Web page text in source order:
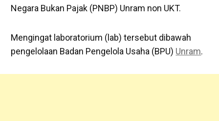
Negara Bukan Pajak (PNBP) Unram non UKT.
Mengingat laboratorium (lab) tersebut dibawah
pengelolaan Badan Pengelola Usaha (BPU) Unram.